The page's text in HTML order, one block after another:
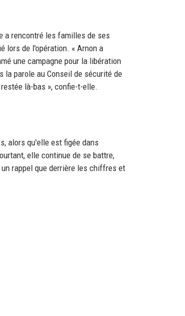
a rencontré les familles de ses
lors de l'opération. « Arnon a
une campagne pour la libération
la parole au Conseil de sécurité de
là-bas », confie-t-elle.
alors qu'elle est figée dans
elle continue de se battre,
rappel que derrière les chiffres et